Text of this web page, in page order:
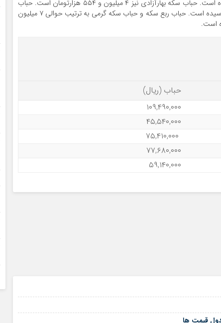
حباب سکه امامی امروز به ۱۰ میلیون و ۹۴۹ هزارتومان رسیده است. حباب سکه بهارآزادی نیز ۴ میلیون و ۵۵۴ هزارتومان است. حباب
نیم سکه رکورد زده است و به ۷ میلیون و ۵۴۱ هزار تومان رسیده است. حباب ربع سکه و حباب سکه گرمی به ترتیب حوالی ۷ میلیون
حباب (ریال)
۱۰۹,۴۹۰,۰۰۰
۴۵,۵۴۰,۰۰۰
۷۷,۶۸۰,۰۰۰
۵۹,۱۴۰,۰۰۰